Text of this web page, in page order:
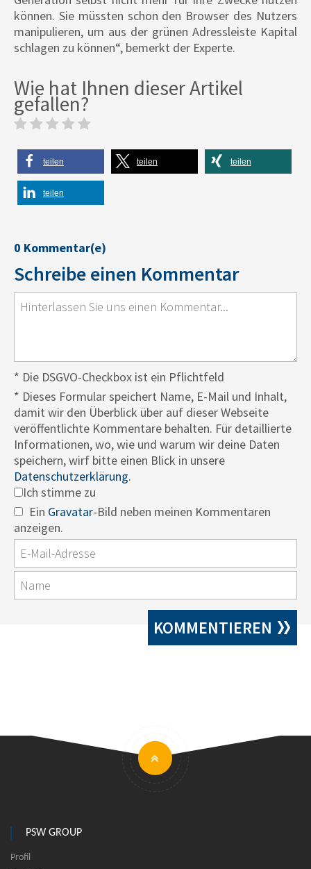
können. Sie müssten schon den Browser des Nutzers
manipulieren, um aus der grünen Adressleiste Kapital
schlagen zu können“, bemerkt der Experte.
Wie hat Ihnen dieser Artikel
gefallen?
teilen teilen teilen
teilen
0 Kommentar(e)
Schreibe einen Kommentar
* Die DSGVO-Checkbox ist ein Pflichtfeld
* Dieses Formular speichert Name, E-Mail und Inhalt,
damit wir den Überblick über auf dieser Webseite
veröffentlichte Kommentare behalten. Für detaillierte
Informationen, wo, wie und warum wir deine Daten
speichern, wirf bitte einen Blick in unsere
Datenschutzerklärung.
Ich stimme zu
Ein Gravatar-Bild neben meinen Kommentaren
anzeigen.